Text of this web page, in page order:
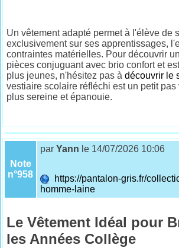
Un vêtement adapté permet à l'élève de
exclusivement sur ses apprentissages,
contraintes matérielles. Pour découvrir
pièces conjuguant avec brio confort et
plus jeunes, n'hésitez pas àdécouvrir le
vestiaire scolaire réfléchi est un petit
plus sereine et épanouie.
Note
n°958
parYann le 14/07/2026 10:06
https://pantalon-gris.fr/
homme-laine
Le Vêtement Idéal pour
les Années Collège